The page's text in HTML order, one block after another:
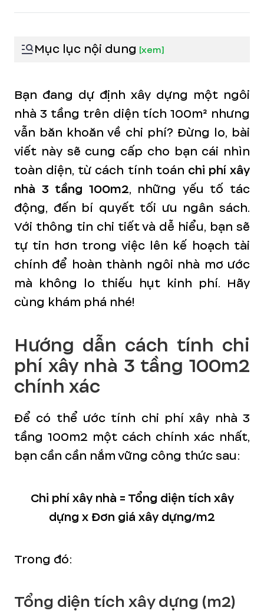
Mục lục nội dung [xem]
Bạn đang dự định xây dựng một ngôi
nhà 3 tầng trên diện tích 100m² nhưng
vẫn băn khoăn về chi phí? Đừng lo, bài
viết này sẽ cung cấp cho bạn cái nhìn
toàn diện, từ cách tính toán chi phí xây
nhà 3 tầng 100m2, những yếu tố tác
động, đến bí quyết tối ưu ngân sách.
Với thông tin chi tiết và dễ hiểu, bạn sẽ
tự tin hơn trong việc lên kế hoạch tài
chính để hoàn thành ngôi nhà mơ ước
mà không lo thiếu hụt kinh phí. Hãy
cùng khám phá nhé!
Hướng dẫn cách tính chi
phí xây nhà 3 tầng 100m2
chính xác
Để có thể ước tính chi phí xây nhà 3
tầng 100m2 một cách chính xác nhất,
bạn cần cần nắm vững công thức sau:
Chi phí xây nhà = Tổng diện tích xây
dựng x Đơn giá xây dựng/m2
Trong đó:
Tổng diện tích xây dựng (m2)